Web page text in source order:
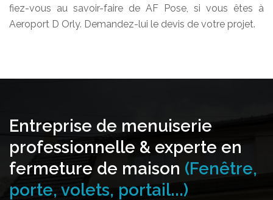
fiez-vous au savoir-faire de AF Pose, si vous êtes à
Aeroport D Orly. Demandez-lui le devis de votre projet.
Entreprise de menuiserie
professionnelle & experte en
fermeture de maison (Fenêtre,
porte, volets, portail...)